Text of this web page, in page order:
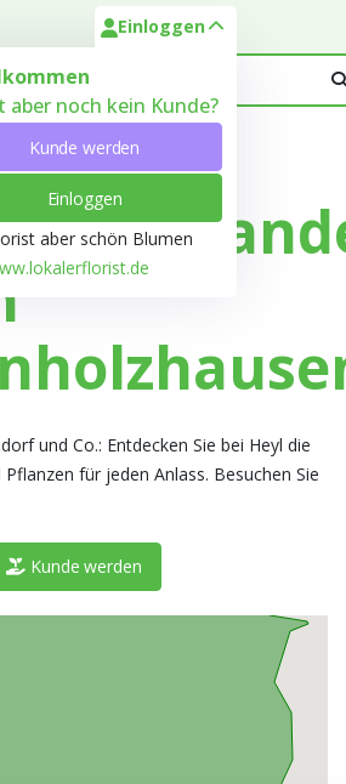
Einloggen
aber noch kein Kunde?
Kunde werden
Einloggen
aber schön Blumen
Lippe
und Co.: Entdecken Sie bei Heyl die
für jeden Anlass. Besuchen Sie
Kunde werden